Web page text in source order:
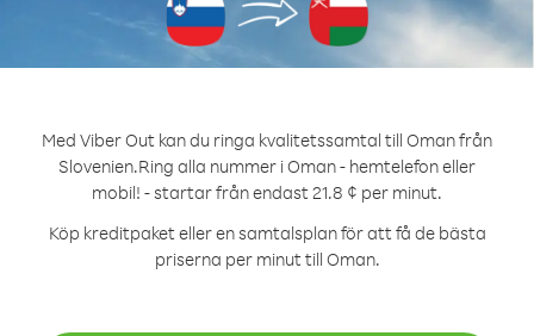
Med Viber Out kan du ringa kvalitetssamtal till Oman från
Slovenien.Ring alla nummer i Oman - hemtelefon eller
mobil! - startar från endast 21.8 ¢ per minut.
Köp kreditpaket eller en samtalsplan för att få de bästa
priserna per minut till Oman.